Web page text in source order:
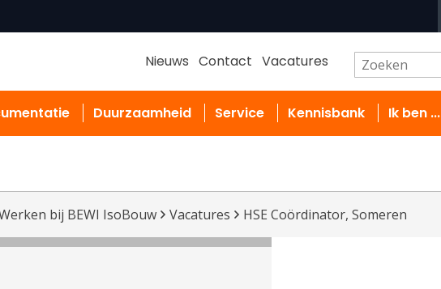
Nieuws Contact Vacatures
Duurzaamheid Service Kennisbank Ik ben ...
bij BEWI IsoBouw Vacatures HSE Coördinator, Someren